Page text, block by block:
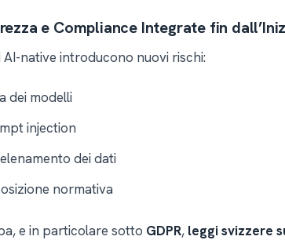
e Compliance Integrate fin
AI-native introducono nuovi rischi:
dei modelli
injection
dei dati
normativa
e in particolare sotto GDPR, leggi svizzere